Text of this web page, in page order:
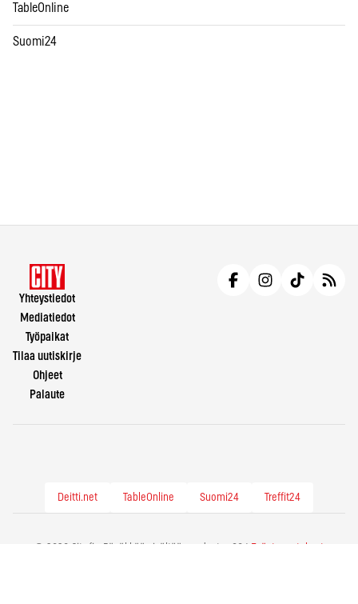
TableOnline
Suomi24
Yhteystiedot
Mediatiedot
Työpaikat
Tilaa uutiskirje
Ohjeet
Palaute
Deitti.net TableOnline Suomi24 Treffit24